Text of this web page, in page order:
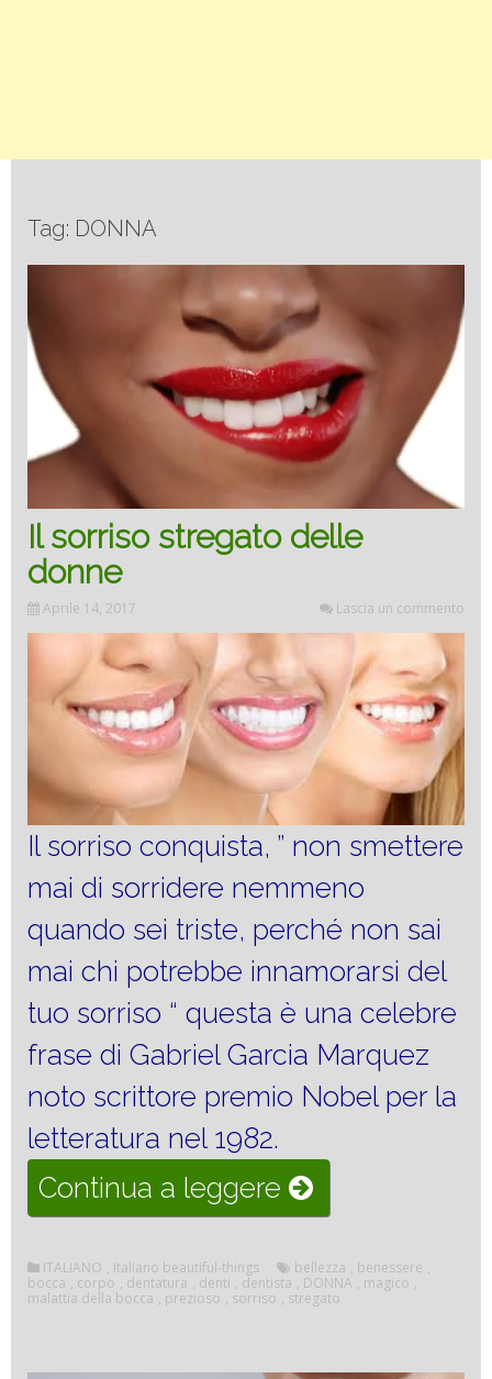
Tag: DONNA
Il sorriso stregato delle
donne
Aprile 14, 2017 Lascia un commento
Il sorriso conquista, ” non smettere
mai di sorridere nemmeno
quando sei triste, perché non sai
mai chi potrebbe innamorarsi del
tuo sorriso “ questa è una celebre
frase di Gabriel Garcia Marquez
noto scrittore premio Nobel per la
letteratura nel 1982.
Continua a leggere “Il
sorriso
stregato
delle
ITALIANO , Italiano beautiful-things bellezza , benessere ,
bocca , corpo , dentatura , denti , dentista , DONNA , magico ,
malattia della bocca , prezioso , sorriso , stregato